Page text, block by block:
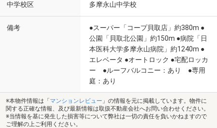
中学校区 多摩永山中学校
備考
●スーパー「コープ貝取店」約380m ●
公園「貝取北公園」約150m ●病院「日
本医科大学多摩永山病院」約1240m ●
エレベータ ●オートロック ●宅配ロッカ
ー ●ルーフバルコニー：あり ●専用
庭：あり
※本物件情報は「 マンションレビュー 」の情報を元に掲載しています。物件に
関する正確な情報、及び最新情報は取扱不動産会社へお問い合わせください。
※当情報を基に発生した損害等について弊社は一切の責任を負いかねますので
ご理解の上ご利用ください。